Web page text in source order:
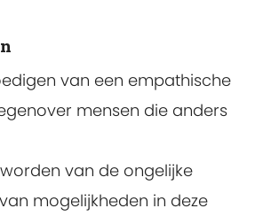
van een empathische
mensen die anders
van de ongelijke
mogelijkheden in deze